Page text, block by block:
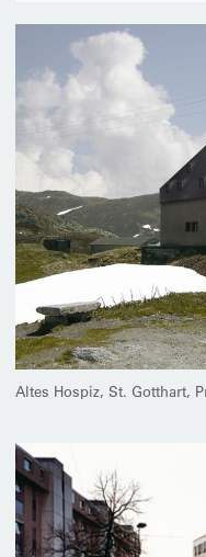
Altes Hospiz, St. Gotthart,